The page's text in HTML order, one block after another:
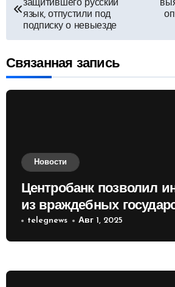
по
записям
защитившего русский
язык, отпустили под
подписку о невыезде
Связанная запись
Новости
Центробанк позволил
из враждебных
приобретать валюту
telegnews Авг 1, 2025